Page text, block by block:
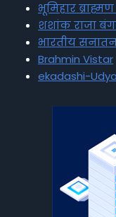
भूमिहार
शशांक राजा
भारतीय
Brahmin Vistar
ekadashi-